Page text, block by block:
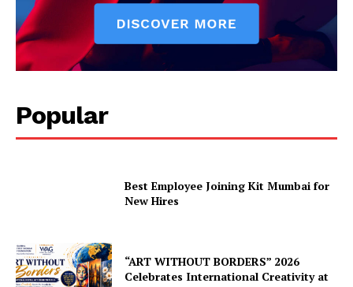
Popular
Best Employee Joining Kit Mumbai for
New Hires
“ART WITHOUT BORDERS” 2026
Celebrates International Creativity at